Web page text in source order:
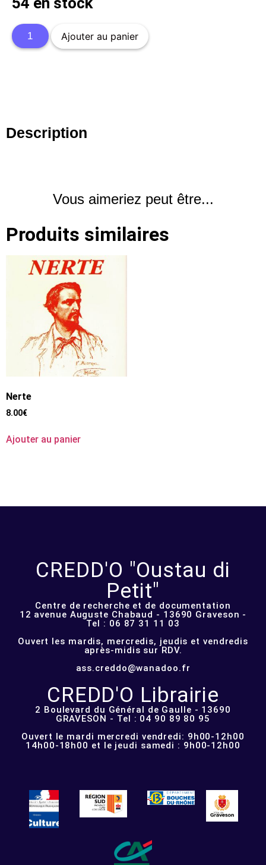
Ajouter au panier
Description
Vous aimeriez peut être...
Produits similaires
Nerte
8.00€
Ajouter au panier
CREDD'O "Oustau di
Petit"
Centre de recherche et de documentation
12 avenue Auguste Chabaud - 13690 Graveson -
Tel : 06 87 31 11 03
Ouvert les mardis, mercredis, jeudis et vendredis
après-midis sur RDV.
ass.creddo@wanadoo.fr
CREDD'O Librairie
2 Boulevard du Général de Gaulle - 13690
GRAVESON - Tel : 04 90 89 80 95
Ouvert le mardi mercredi vendredi: 9h00-12h00
14h00-18h00 et le jeudi samedi : 9h00-12h00